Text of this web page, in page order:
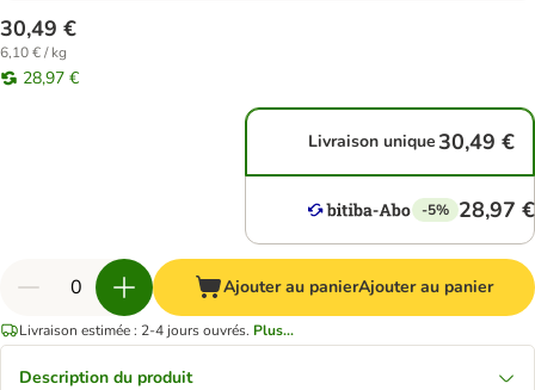
30,49 €
6,10 € / kg
28,97 €
Livraison unique30,49 €
-5% 28,97 €
Ajouter au panierAjouter au panier
Livraison estimée : 2-4 jours ouvrés. Plus...
Description du produit